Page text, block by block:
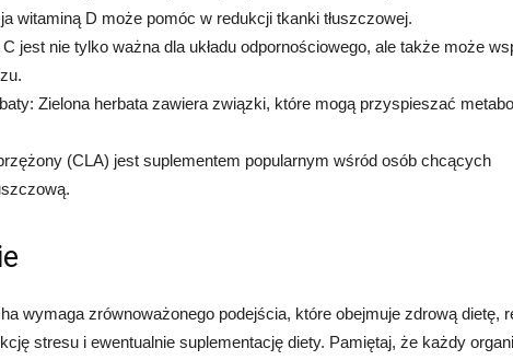
witaminą D może pomóc w redukcji tkanki tłuszczowej.
jest nie tylko ważna dla układu odpornościowego, ale także może
Zielona herbata zawiera związki, które mogą przyspieszać
(CLA) jest suplementem popularnym wśród osób chcących
wymaga zrównoważonego podejścia, które obejmuje zdrową dietę,
stresu i ewentualnie suplementację diety. Pamiętaj, że każdy